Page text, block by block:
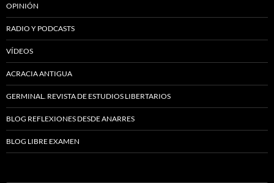
OPINIÓN
RADIO Y PODCASTS
VÍDEOS
ACRACIA ANTIGUA
GERMINAL. REVISTA DE ESTUDIOS LIBERTARIOS
BLOG REFLEXIONES DESDE ANARRES
BLOG LIBRE EXAMEN